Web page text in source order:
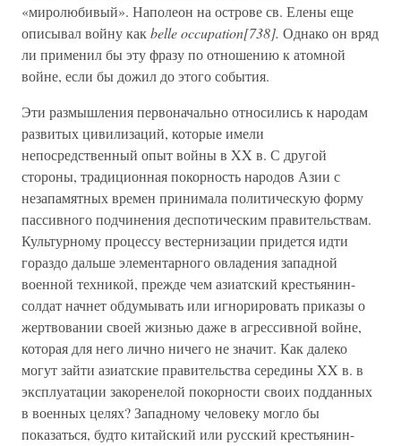
«миролюбивый». Наполеон на острове св. Елены еще
описывал войну какbelle occupation[738]. Однако он вряд
ли применил бы эту фразу по отношению к атомной
войне, если бы дожил до этого события.
Эти размышления первоначально относились к народам
развитых цивилизаций, которые имели
непосредственный опыт войны в XX в. С другой
стороны, традиционная покорность народов Азии с
незапамятных времен принимала политическую форму
пассивного подчинения деспотическим правительствам.
Культурному процессу вестернизации придется идти
гораздо дальше элементарного овладения западной
военной техникой, прежде чем азиатский крестьянин-
солдат начнет обдумывать или игнорировать приказы о
жертвовании своей жизнью даже в агрессивной войне,
которая для него лично ничего не значит. Как далеко
могут зайти азиатские правительства середины XX в. в
эксплуатации закоренелой покорности своих подданных
в военных целях? Западному человеку могло бы
показаться, будто китайский или русский крестьянин-